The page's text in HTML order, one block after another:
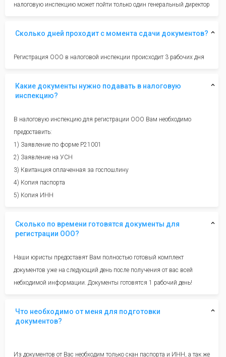
налоговую инспекцию может пойти только один генеральный директор
Сколько дней проходит с момента сдачи документов?
Регистрация ООО в налоговой инспекции происходит 3 рабочих дня
Какие документы нужно подавать в налоговую
инспекцию?
В налоговую инспекцию для регистрации ООО Вам необходимо
предоставить:
1) Заявление по форме Р21001
2) Заявление на УСН
3) Квитанция оплаченная за госпошлину
4) Копия паспорта
5) Копия ИНН
Сколько по времени готовятся документы для
регистрации ООО?
Наши юристы предоставят Вам полностью готовый комплект
документов уже на следующий день после получения от вас всей
небходимой информации. Документы готовятся 1 рабочий день!
Что необходимо от меня для подготовки
документов?
Из документов от Вас необходим только скан паспорта и ИНН, а так же